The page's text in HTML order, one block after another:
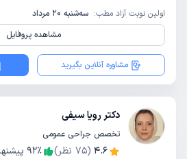
اولین نوبت آزاد مطب: سه‌شنبه 20 مرداد
مشاهده پروفایل
مشاوره آنلاین بگیرید
دکتر رویا سیفی
تخصص جراحی عمومی
4.6
(
75 نظر) 92٪